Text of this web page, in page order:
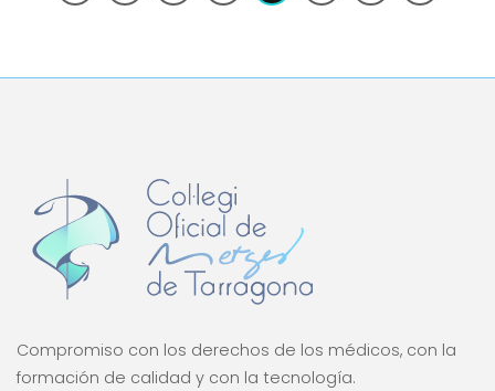
Compromiso con los derechos de los médicos, con la
formación de calidad y con la tecnología.